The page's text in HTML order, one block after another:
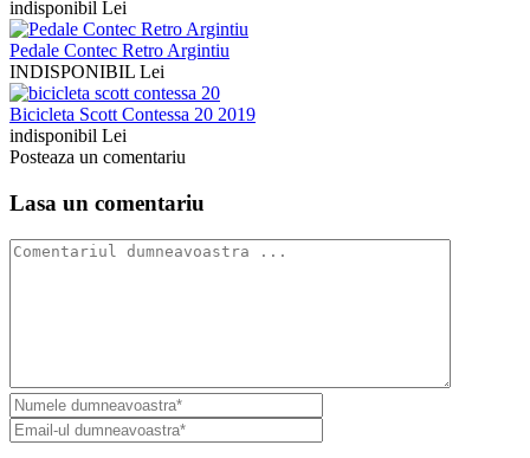
indisponibil Lei
Pedale Contec Retro Argintiu
INDISPONIBIL Lei
Bicicleta Scott Contessa 20 2019
indisponibil Lei
Posteaza un comentariu
Lasa un comentariu